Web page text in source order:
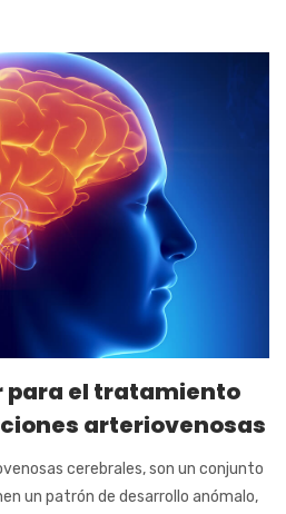
para el tratamiento
arteriovenosas
cerebrales, son un conjunto
un patrón de desarrollo anómalo,